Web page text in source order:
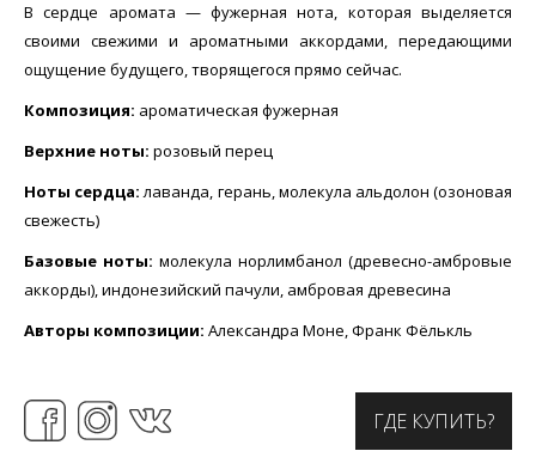
В сердце аромата — фужерная нота, которая выделяется
своими свежими и ароматными аккордами, передающими
ощущение будущего, творящегося прямо сейчас.
Композиция: ароматическая фужерная
Верхние ноты: розовый перец
Ноты сердца:лаванда, герань, молекула альдолон (озоновая
свежесть)
Базовые ноты: молекула норлимбанол (древесно-амбровые
аккорды), индонезийский пачули, амбровая древесина
Авторы композиции: Александра Моне, Франк Фёлькль
ГДЕ КУПИТЬ?